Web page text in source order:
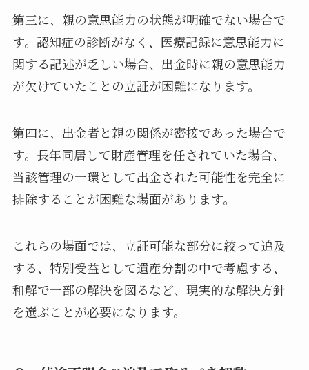
第三に、親の意思能力の状態が明確でない場合で
す。認知症の診断がなく、医療記録に意思能力に
関する記述が乏しい場合、出金時に親の意思能力
が欠けていたことの立証が困難になります。
第四に、出金者と親の関係が密接であった場合で
す。長年同居して財産管理を任されていた場合、
当該管理の一環として出金された可能性を完全に
排除することが困難な場面があります。
これらの場面では、立証可能な部分に絞って追及
する、特別受益として遺産分割の中で考慮する、
和解で一部の解決を図るなど、現実的な解決方針
を選ぶことが必要になります。